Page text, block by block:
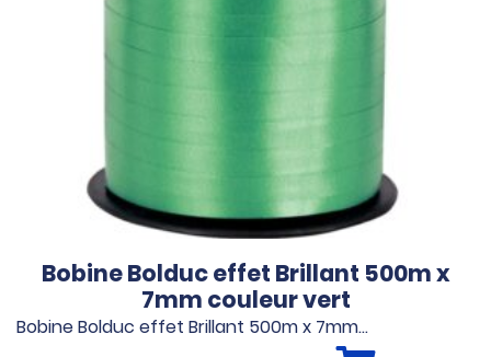
Bobine Bolduc effet Brillant 500m x
7mm couleur vert
Bobine Bolduc effet Brillant 500m x 7mm…